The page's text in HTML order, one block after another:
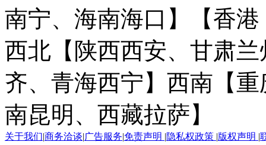
南宁、海南海口】
【香
西北【陕西西安、甘肃
齐、青海西宁】 西南【
南昆明、西藏拉萨】
关于我们|商务洽谈|广告服务|免责声明 |隐私权政策 |版权声明 |